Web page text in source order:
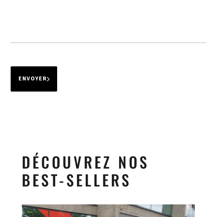
ENVOYER
DÉCOUVREZ NOS
BEST-SELLERS